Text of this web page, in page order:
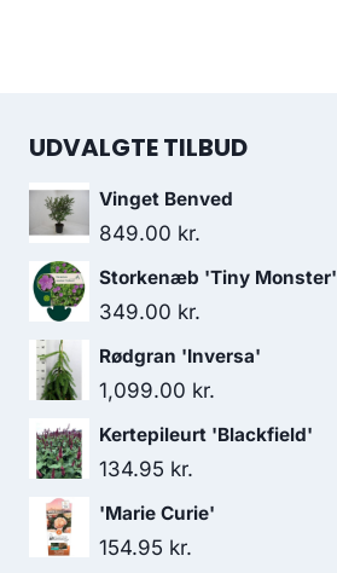
UDVALGTE TILBUD
Vinget Benved
849.00 kr.
Storkenæb 'Tiny Monster'
349.00 kr.
Rødgran 'Inversa'
1,099.00 kr.
Kertepileurt 'Blackfield'
134.95 kr.
'Marie Curie'
154.95 kr.